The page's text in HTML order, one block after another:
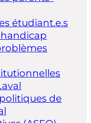
étudiant.e.s
de